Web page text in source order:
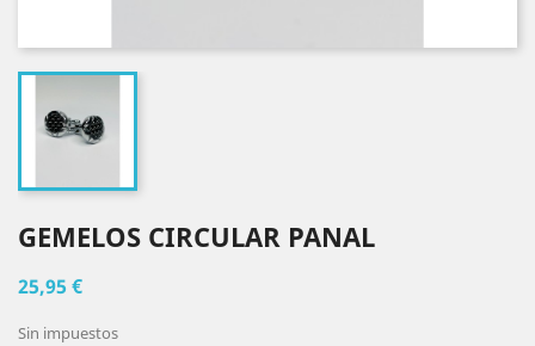
GEMELOS CIRCULAR PANAL
25,95 €
Sin impuestos